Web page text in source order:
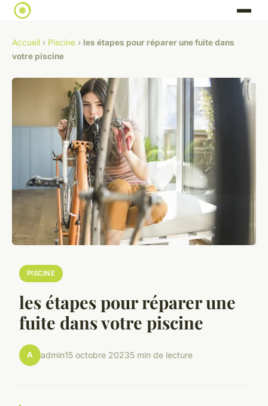
Accueil › Piscine › les étapes pour réparer une fuite dans
votre piscine
PISCINE
les étapes pour réparer une
fuite dans votre piscine
A admin15 octobre 20235 min de lecture